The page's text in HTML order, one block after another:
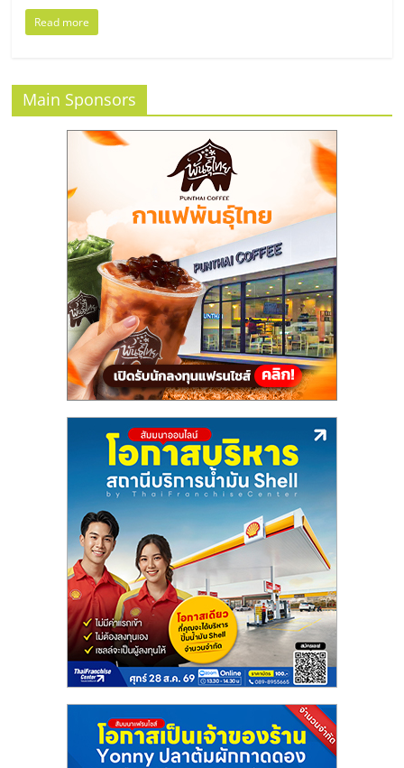
แฟ
รน
ไชส์
แฟ
ไชส์
ขาย
หน้า
บ้าน
ลงทุน
น้อย
Read more
Main Sponsors